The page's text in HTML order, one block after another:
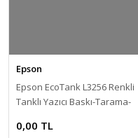
Epson
Epson EcoTank L3256 Renkli
Tanklı Yazıcı Baskı-Tarama-
+ ORİJİNAL EPSON Mürekkep +
0,00 TL